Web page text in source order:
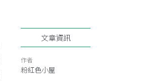
文章資訊
作者
粉紅色小屋